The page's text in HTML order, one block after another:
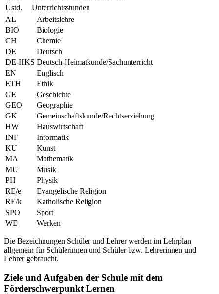
Ustd.
Unterrichtsstunden
AL
Arbeitslehre
BIO
Biologie
CH
Chemie
DE
Deutsch
DE-HKS Deutsch-Heimatkunde/Sachunterricht
EN
Englisch
ETH
Ethik
GE
Geschichte
GEO
Geographie
GK
Gemeinschaftskunde/Rechtserziehung
HW
Hauswirtschaft
INF
Informatik
KU
Kunst
MA
Mathematik
MU
Musik
PH
Physik
RE/e
Evangelische Religion
RE/k
Katholische Religion
SPO
Sport
WE
Werken
Die Bezeichnungen Schüler und Lehrer werden im Lehrplan
allgemein für Schülerinnen und Schüler bzw. Lehrerinnen und
Lehrer gebraucht.
Ziele und Aufgaben der Schule mit dem
Förderschwerpunkt Lernen